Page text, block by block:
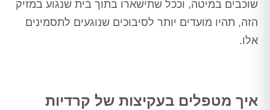
שוכבים במיטה, וככל שתישארו בתוך בית שנגוע במזיק
הזה, תהיו מועדים יותר לסיבוכים שנוגעים לתסמינים
אלו.
איך מטפלים בעקיצות של קרדיות